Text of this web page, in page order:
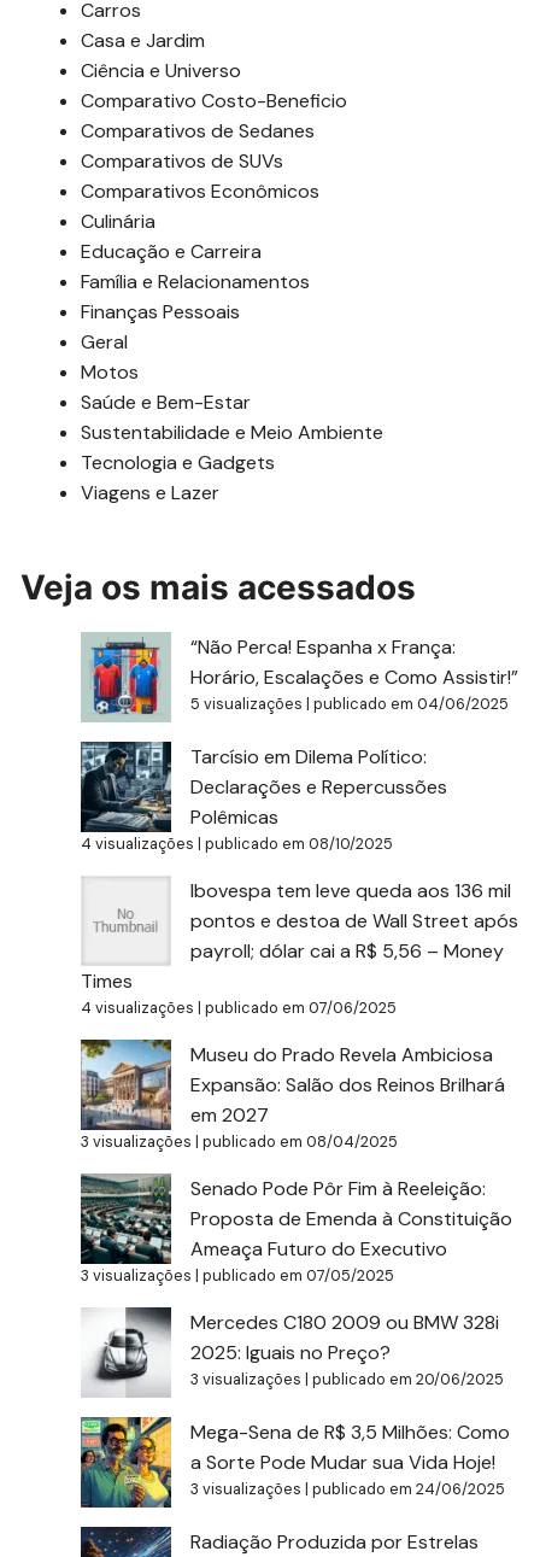
Carros
Casa e Jardim
Ciência e Universo
Comparativo Costo-Beneficio
Comparativos de Sedanes
Comparativos de SUVs
Comparativos Econômicos
Culinária
Educação e Carreira
Família e Relacionamentos
Finanças Pessoais
Geral
Motos
Saúde e Bem-Estar
Sustentabilidade e Meio Ambiente
Tecnologia e Gadgets
Viagens e Lazer
Veja os mais acessados
“Não Perca! Espanha x França:
Horário, Escalações e Como Assistir!”
5 visualizações |publicado em 04/06/2025
Tarcísio em Dilema Político:
Declarações e Repercussões
Polêmicas
4 visualizações |publicado em 08/10/2025
Ibovespa tem leve queda aos 136 mil
pontos e destoa de Wall Street após
payroll; dólar cai a R$ 5,56 – Money
Times
4 visualizações |publicado em 07/06/2025
Museu do Prado Revela Ambiciosa
Expansão: Salão dos Reinos Brilhará
em 2027
3 visualizações |publicado em 08/04/2025
Senado Pode Pôr Fim à Reeleição:
Proposta de Emenda à Constituição
Ameaça Futuro do Executivo
3 visualizações |publicado em 07/05/2025
Mercedes C180 2009 ou BMW 328i
2025: Iguais no Preço?
3 visualizações |publicado em 20/06/2025
Mega-Sena de R$ 3,5 Milhões: Como
a Sorte Pode Mudar sua Vida Hoje!
3 visualizações |publicado em 24/06/2025
Radiação Produzida por Estrelas